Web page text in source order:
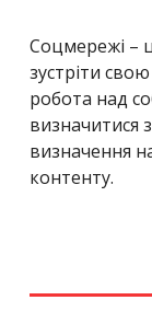
Соцмережі –
зустріти
робота над
визначитися
визначення
контенту.